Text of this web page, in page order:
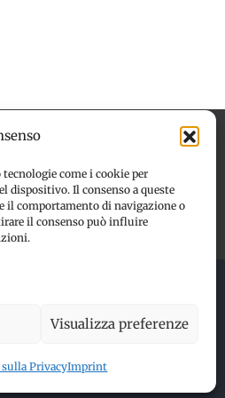
come i cookie per
dispositivo. Il consenso a queste
il comportamento di navigazione o
il consenso può influire
Visualizza preferenze
PrivacyImprint